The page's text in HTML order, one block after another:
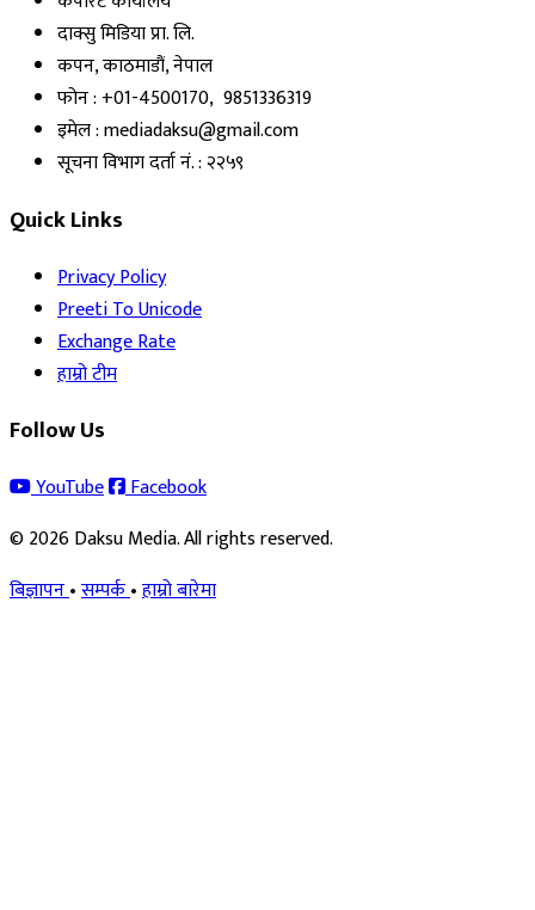
दाक्सु मिडिया प्रा. लि.
कपन, काठमाडौं, नेपाल
फोन : +01-4500170, 9851336319
इमेल : mediadaksu@gmail.com
सूचना विभाग दर्ता नं. : २२५९
Quick Links
Privacy Policy
Preeti To Unicode
Exchange Rate
हाम्रो टीम
Follow Us
YouTube
Facebook
© 2026 Daksu Media. All rights reserved.
बिज्ञापन•सम्पर्क•हाम्रो बारेमा